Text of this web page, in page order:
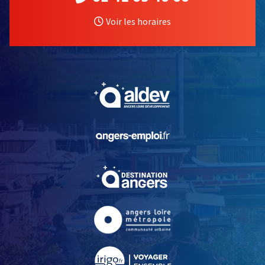
Voir les horaires
, Ouvre une nouvelle
, Ouvre une nouvelle